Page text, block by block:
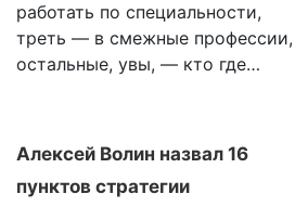
работать по специальности,
треть — в смежные профессии,
остальные, увы, — кто где…
Алексей Волин назвал 16
пунктов стратегии